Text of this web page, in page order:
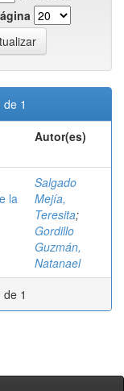
1
Autor(es)
la
Salgado
Mejía,
Teresita;
Gordillo
Guzmán,
Natanael
1